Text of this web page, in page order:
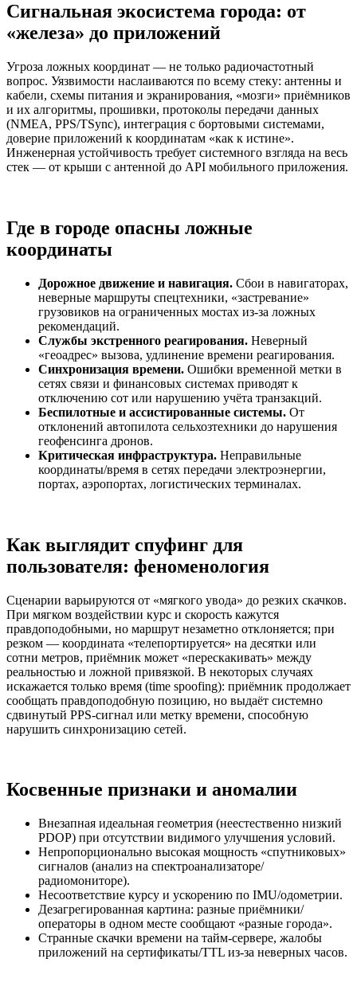
Сигнальная экосистема города: от
«железа» до приложений
Угроза ложных координат — не только радиочастотный
вопрос. Уязвимости наслаиваются по всему стеку: антенны и
кабели, схемы питания и экранирования, «мозги» приёмников
и их алгоритмы, прошивки, протоколы передачи данных
(NMEA, PPS/TSync), интеграция с бортовыми системами,
доверие приложений к координатам «как к истине».
Инженерная устойчивость требует системного взгляда на весь
стек — от крыши с антенной до API мобильного приложения.
Где в городе опасны ложные
координаты
Дорожное движение и навигация. Сбои в навигаторах,
неверные маршруты спецтехники, «застревание»
грузовиков на ограниченных мостах из‑за ложных
рекомендаций.
Службы экстренного реагирования. Неверный
«геоадрес» вызова, удлинение времени реагирования.
Синхронизация времени. Ошибки временной метки в
сетях связи и финансовых системах приводят к
отключению сот или нарушению учёта транзакций.
Беспилотные и ассистированные системы. От
отклонений автопилота сельхозтехники до нарушения
геофенсинга дронов.
Критическая инфраструктура. Неправильные
координаты/время в сетях передачи электроэнергии,
портах, аэропортах, логистических терминалах.
Как выглядит спуфинг для
пользователя: феноменология
Сценарии варьируются от «мягкого увода» до резких скачков.
При мягком воздействии курс и скорость кажутся
правдоподобными, но маршрут незаметно отклоняется; при
резком — координата «телепортируется» на десятки или
сотни метров, приёмник может «перескакивать» между
реальностью и ложной привязкой. В некоторых случаях
искажается только время (time spoofing): приёмник продолжает
сообщать правдоподобную позицию, но выдаёт системно
сдвинутый PPS‑сигнал или метку времени, способную
нарушить синхронизацию сетей.
Косвенные признаки и аномалии
Внезапная идеальная геометрия (неестественно низкий
PDOP) при отсутствии видимого улучшения условий.
Непропорционально высокая мощность «спутниковых»
сигналов (анализ на спектроанализаторе/
радиомониторе).
Несоответствие курсу и ускорению по IMU/одометрии.
Дезагрегированная картина: разные приёмники/
операторы в одном месте сообщают «разные города».
Странные скачки времени на тайм‑сервере, жалобы
приложений на сертификаты/TTL из‑за неверных часов.